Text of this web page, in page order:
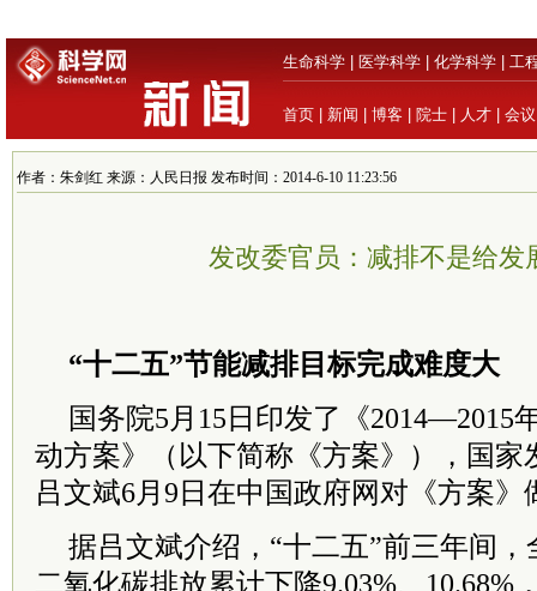
生命科学 医学科学 化学科学 工
首页 新闻 博客 院士 人才 会议
作者：朱剑红 来源：人民日报 发布时间：2014-6-10 11:23:56
发改委官员：减排不是给发
“十二五”节能减排目标完成难度大
国务院5月15日印发了《2014—2015
动方案》（以下简称《方案》），国家
吕文斌6月9日在中国政府网对《方案》
据吕文斌介绍，“十二五”前三年间，
二氧化碳排放累计下降9.03%、10.68%